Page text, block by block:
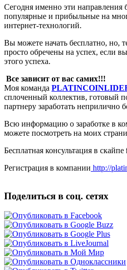
Сегодня именно эти направления
популярные и прибыльные на
интернет-технологий.
Вы можете начать бесплатно, но,
просто обречены на успех, если
этого успеха.
Все зависит от вас самих!!!
Моя команда
сплоченный коллектив, готовый
партнеру заработать неприлично
Всю информацию о заработке в
можете посмотреть на моих
Бесплатная консультация в скайпе
Регистрация в компании http://
Поделиться в соц. сетях